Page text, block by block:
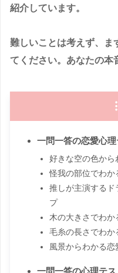
紹介しています。
難しいことは考えず、ま
てください。あなたの本
一問一答の恋愛心理
好きな空の色から
怪我の部位でわか
推しが主演するド
プ
木の大きさでわか
毛糸の長さでわか
風景からわかる恋